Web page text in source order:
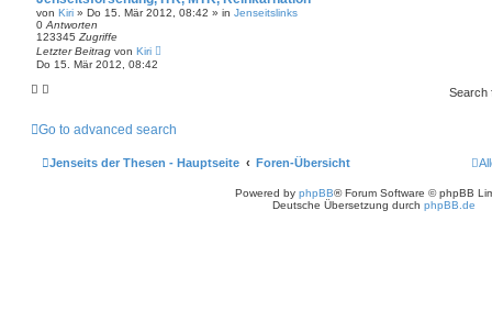
von Kiri » Do 15. Mär 2012, 08:42 » in Jenseitslinks
0 Antworten
123345 Zugriffe
Letzter Beitrag von Kiri
Do 15. Mär 2012, 08:42
Search
Go to advanced search
Jenseits der Thesen - Hauptseite Foren-Übersicht
Powered by phpBB® Forum Software © phpBB
Deutsche Übersetzung durch phpBB.de